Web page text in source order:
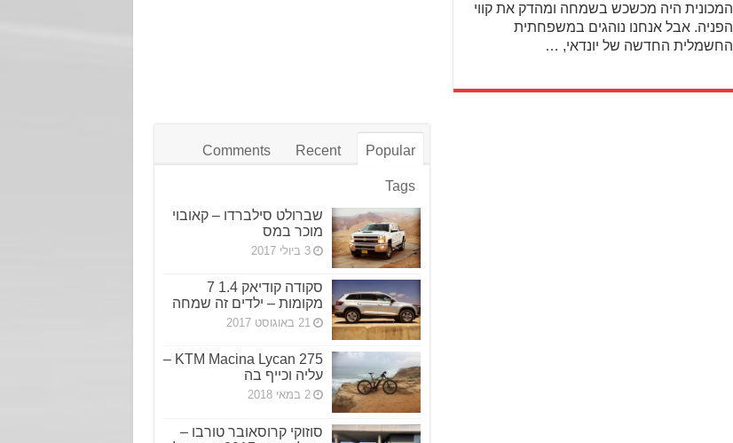
המכונית היה מכשכש בשמחה ומהדק את קווי
הפניה. אבל אנחנו נוהגים במשפחתית
החשמלית החדשה של יונדאי, …
Popular
Recent
Comments
Tags
שברולט סילברדו – קאובוי
מוכר במס
3 ביולי 2017
סקודה קודיאק 1.4 7
מקומות – ילדים זה שמחה
21 באוגוסט 2017
KTM Macina Lycan 275 –
עליה וכייף בה
2 במאי 2018
סוזוקי קרוסאובר טורבו –